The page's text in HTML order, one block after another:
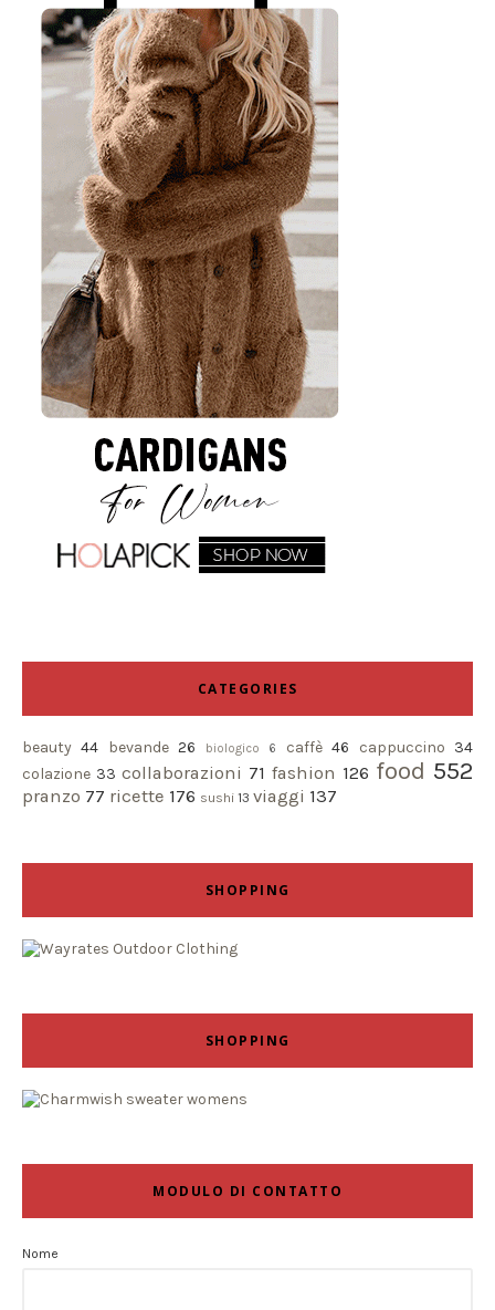
CATEGORIES
beauty 44 bevande 26 biologico 6 caffè 46 cappuccino 34
colazione 33 collaborazioni 71 fashion 126 food 552
pranzo 77 ricette 176 sushi 13 viaggi 137
SHOPPING
SHOPPING
MODULO DI CONTATTO
Nome